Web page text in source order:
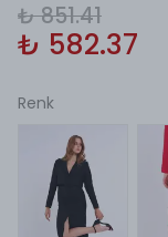
₺ 851.41
₺ 582.37
Renk